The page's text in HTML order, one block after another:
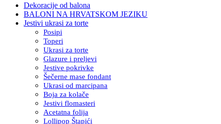
Dekoracije od balona
BALONI NA HRVATSKOM JEZIKU
Jestivi ukrasi za torte
Posipi
Toperi
Ukrasi za torte
Glazure i preljevi
Jestive pokrivke
Šečerne mase fondant
Ukrasi od marcipana
Boja za kolače
Jestivi flomasteri
Acetatna folija
Lollipop Štapići